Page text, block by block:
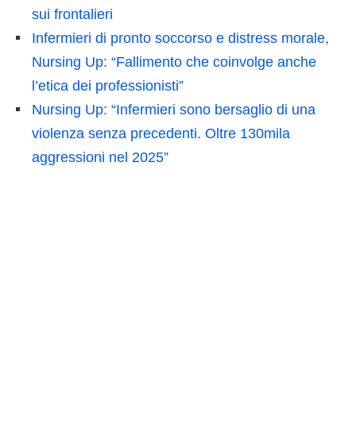
sui frontalieri
Infermieri di pronto soccorso e distress morale,
Nursing Up: “Fallimento che coinvolge anche
l’etica dei professionisti”
Nursing Up: “Infermieri sono bersaglio di una
violenza senza precedenti. Oltre 130mila
aggressioni nel 2025”